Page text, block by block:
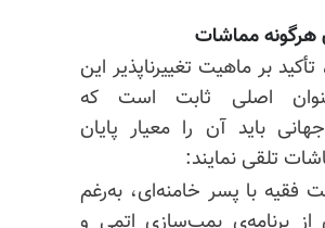
هرگونه مماشات
بر ماهیت تغییرناپذیر این
اصلی ثابت است که
باید آن را معیار پایان
تلقی نمایند:
فقیه با پسر خامنه‌ای، به‌رغم